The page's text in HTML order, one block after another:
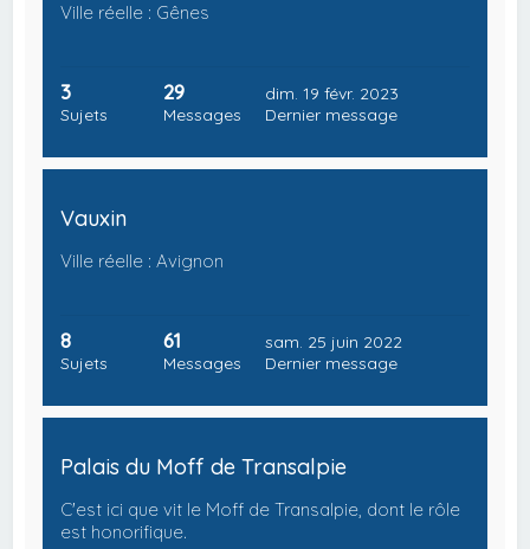
Ville réelle : Gênes
3
Sujets
29
Messages
dim. 19 févr. 2023
Dernier message
Vauxin
Ville réelle : Avignon
8
Sujets
61
Messages
sam. 25 juin 2022
Dernier message
Palais du Moff de Transalpie
C'est ici que vit le Moff de Transalpie, dont le rôle
est honorifique.